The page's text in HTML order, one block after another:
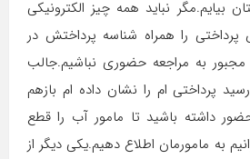
بیایم.مگر نباید همه چیز الکترونیکی
پرداختی را همراه شناسه پرداختش در
مجبور به مراجعه حضوری نباشیم.جالب
پرداختی ام را نشان داده ام بازهم
داشته باشید تا مامور آب را قطع
به مامورمان اطلاع دهیم.یکی دیگر از